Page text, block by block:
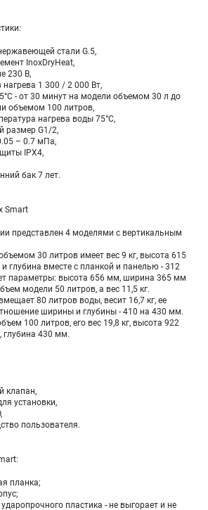
стали G.5,
InoxDryHeat,
230 В,
1 300 / 2 000 Вт,
- от 30 минут на модели объемом 30 л до
объемом 100 литров,
нагрева воды 75°С,
размер G1/2,
– 0.7 мПа,
IPX4,
бак 7 лет.
Smart
представлен 4 моделями с вертикальным
30 литров имеет вес 9 кг, высота 615
глубина вместе с планкой и панелью - 312
параметры: высота 656 мм, ширина 365 мм
модели 50 литров, а вес 11,5 кг.
80 литров воды, весит 16,7 кг, ее
ширины и глубины - 410 на 430 мм.
100 литров, его вес 19,8 кг, высота 922
430 мм.
клапан,
установки,
пользователя.
планка;
пластика - не выгорает и не